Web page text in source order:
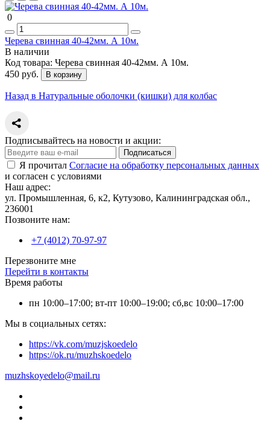
0
Черева свинная 40-42мм. А 10м.
В наличии
Код товара: Черева свинная 40-42мм. А 10м.
450 руб.
В корзину
Назад в Натуральные оболочки (кишки) для колбас
Подписывайтесь на новости и акции:
Подписаться
Я прочитал Согласие на обработку персональных данных
и согласен с условиями
Наш адрес:
ул. Промышленная, 6, к2, Кутузово, Калининградская обл.,
236001
Позвоните нам:
+7 (4012) 70-97-97
Перезвоните мне
Перейти в контакты
Время работы
пн 10:00–17:00; вт-пт 10:00–19:00; сб,вс 10:00–17:00
Мы в социальных сетях:
https://vk.com/muzjskoedelo
https://ok.ru/muzhskoedelo
muzhskoyedelo@mail.ru